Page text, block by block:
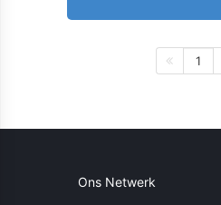
1
Ons Netwerk